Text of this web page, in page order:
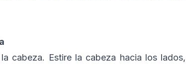
cabeza. Estire la cabeza hacia los lados,